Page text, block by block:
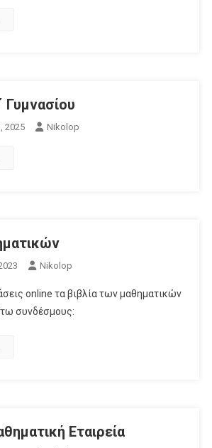
Γυμνασίου
2025 Nikolop
Nikolop
online τα βιβλία των μαθηματικών
συνδέσμους:
Εταιρεία